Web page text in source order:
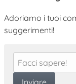
Adoriamo i tuoi
suggerimenti!